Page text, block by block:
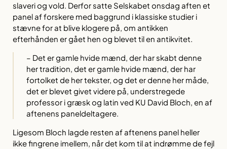
slaveri og vold. Derfor satte Selskabet onsdag aften et
panel af forskere med baggrund i klassiske studier i
stævne for at blive klogere på, om antikken
efterhånden er gået hen og blevet til en antikvitet.
– Det er gamle hvide mænd, der har skabt denne
her tradition, det er gamle hvide mænd, der har
fortolket de her tekster, og det er denne her måde,
det er blevet givet videre på, understregede
professor i græsk og latin ved KU David Bloch, en af
aftenens paneldeltagere.
Ligesom Bloch lagde resten af aftenens panel heller
ikke fingrene imellem, når det kom til at indrømme de fejl